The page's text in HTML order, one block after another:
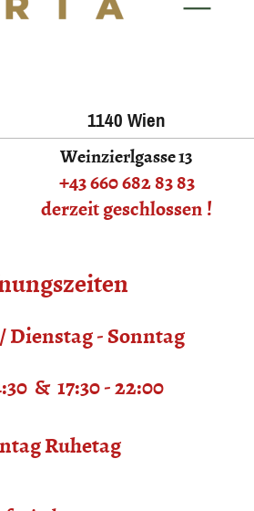
1140 Wien
Weinzierlgasse 13
+43 660 682 83 83
derzeit geschlossen !
Dienstag - Sonntag
& 17:30 - 22:00
Ruhetag